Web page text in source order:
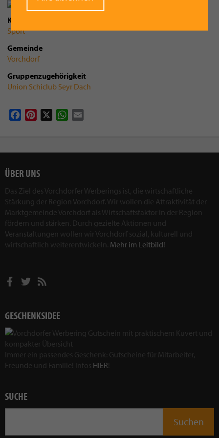
Kategorie
Sport
Gemeinde
Vorchdorf
Gruppenzugehörigkeit
Union Schiclub Seyr Dach
FacebookPinterest WhatsApp
ÜBER UNS
Das Ziel des Vorchdorfer Werberings ist, die wirtschaftliche
Stärkung der Region Vorchdorf. Wir wollen die Attraktivität der
Marktgemeinde Vorchdorf als Wirtschaftsfaktor in der Region
fördern und stärken. Durch gezielte Aktionen und
Veranstaltungen wollen wir Vorchdorf sozial, kulturell und
wirtschaftlich weiterentwickeln. Mehr im Leitbild!
GESCHENKSIDEE
Immer ein passendes Geschenk: Gutscheine für Mitarbeiter,
Freunde und Familie! Infos HIER!
SUCHE